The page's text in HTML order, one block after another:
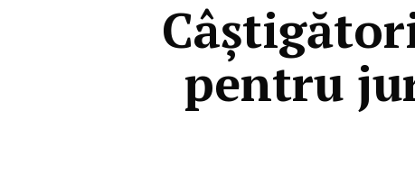
pentru